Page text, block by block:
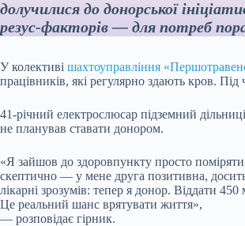
долучилися до донорської
резус-факторів — для потреб
У колективі шахтоуправління
працівників, які регулярно здають кров.
41-річний електрослюсар підземний
не планував ставати донором.
«Я зайшов до здоровпункту просто
скептично — у мене друга позитивна,
лікарні зрозумів: тепер я донор. Віддати
Це реальний шанс врятувати життя»,
— розповідає гірник.